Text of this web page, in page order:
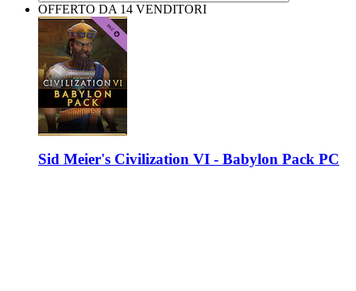
OFFERTO DA 14 VENDITORI
Sid Meier's Civilization VI - Babylon Pack PC